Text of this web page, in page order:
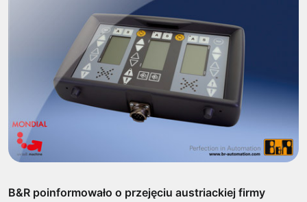
B&R poinformowało o przejęciu austriackiej firmy